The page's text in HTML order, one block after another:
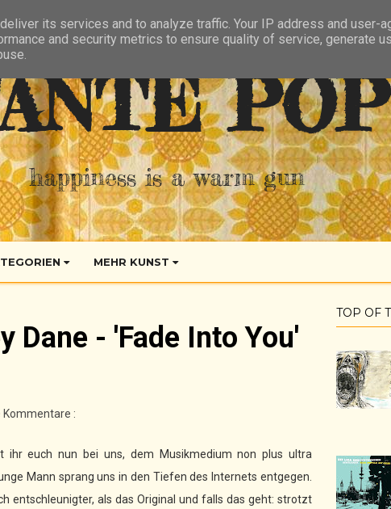
POP
happiness is a warm gun
MEHR KUNST
Dane - 'Fade Into You'
Kommentare :
ihr euch nun bei uns, dem Musikmedium non plus ultra
Mann sprang uns in den Tiefen des Internets entgegen.
entschleunigter, als das Original und falls das geht: strotzt
TOP OF
its services and to analyze traffic. Your IP address and user-
and security metrics to ensure quality of service, generate